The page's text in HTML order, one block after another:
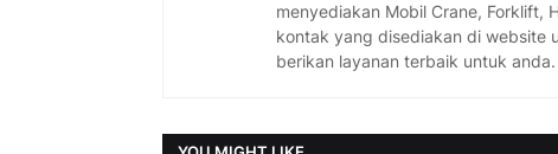
menyediakan Mobil Crane, Forklift,
kontak yang disediakan di website
berikan layanan terbaik untuk anda.